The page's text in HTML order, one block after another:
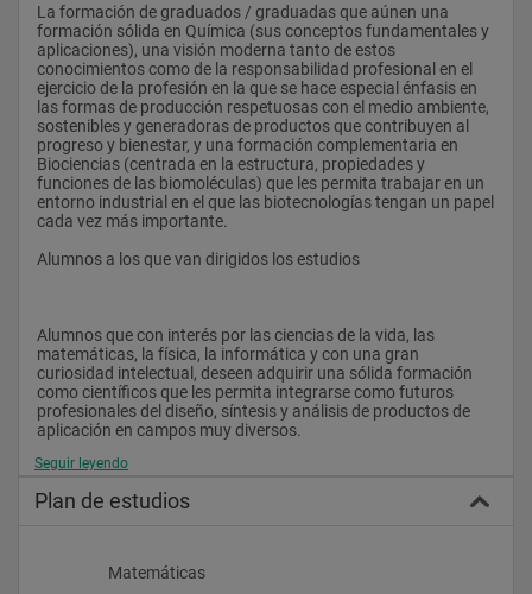
La formación de graduados / graduadas que aúnen una
formación sólida en Química (sus conceptos fundamentales y
aplicaciones), una visión moderna tanto de estos
conocimientos como de la responsabilidad profesional en el
ejercicio de la profesión en la que se hace especial énfasis en
las formas de producción respetuosas con el medio ambiente,
sostenibles y generadoras de productos que contribuyen al
progreso y bienestar, y una formación complementaria en
Biociencias (centrada en la estructura, propiedades y
funciones de las biomoléculas) que les permita trabajar en un
entorno industrial en el que las biotecnologías tengan un papel
cada vez más importante.
Alumnos a los que van dirigidos los estudios
Alumnos que con interés por las ciencias de la vida, las
matemáticas, la física, la informática y con una gran
curiosidad intelectual, deseen adquirir una sólida formación
como científicos que les permita integrarse como futuros
profesionales del diseño, síntesis y análisis de productos de
aplicación en campos muy diversos.
Seguir leyendo
Plan de estudios
                    Matemáticas